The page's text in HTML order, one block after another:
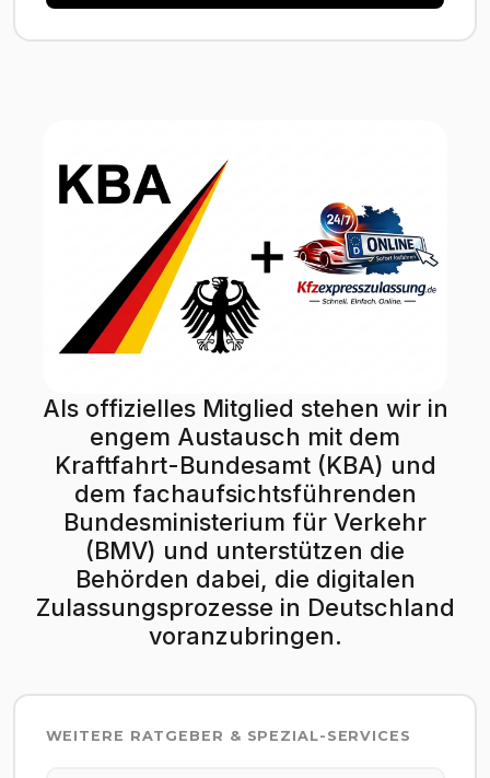
Als offizielles Mitglied stehen wir in
engem Austausch mit dem
Kraftfahrt-Bundesamt (KBA) und
dem fachaufsichtsführenden
Bundesministerium für Verkehr
(BMV) und unterstützen die
Behörden dabei, die digitalen
Zulassungsprozesse in Deutschland
voranzubringen.
WEITERE RATGEBER & SPEZIAL-SERVICES